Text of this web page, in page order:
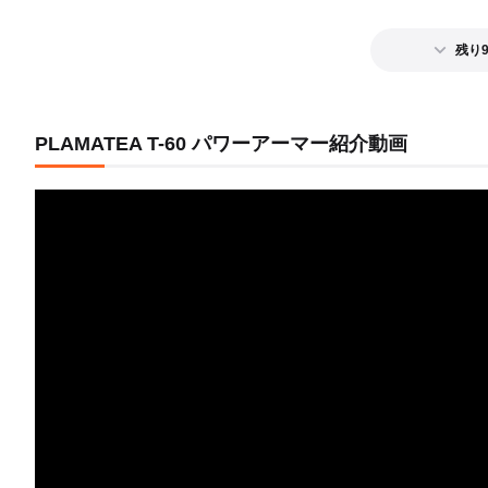
残り
PLAMATEA T-60 パワーアーマー紹介動画